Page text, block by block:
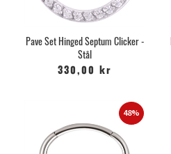
Pave Set Hinged Septum Clicker -
Stål
330,00 kr
48%